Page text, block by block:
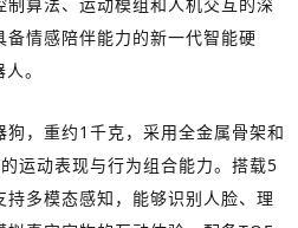
情感陪伴能力的新一代智能硬
。
，重约1千克，采用全金属骨架和
运动表现与行为组合能力。搭载5
多模态感知，能够识别人脸、理